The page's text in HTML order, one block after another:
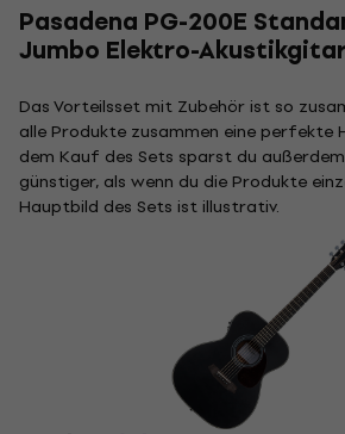
Pasadena PG-200E
Jumbo Elektro-
Das Vorteilsset mit Zubehör ist so
alle Produkte zusammen eine perfekte
dem Kauf des Sets sparst du
günstiger, als wenn du die Produkte
Hauptbild des Sets ist illustrativ.